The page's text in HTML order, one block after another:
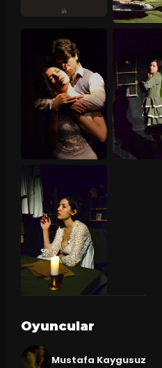
Oyuncular
Mustafa Kaygusuz